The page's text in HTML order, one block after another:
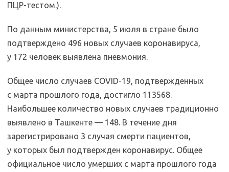
ПЦР-тестом.).
По данным министерства, 5 июля в стране было
подтверждено 496 новых случаев коронавируса,
у 172 человек выявлена пневмония.
Общее число случаев COVID-19, подтвержденных
с марта прошлого года, достигло 113568.
Наибольшее количество новых случаев традиционно
выявлено в Ташкенте — 148. В течение дня
зарегистрировано 3 случая смерти пациентов,
у которых был подтвержден коронавирус. Общее
официальное число умерших с марта прошлого года